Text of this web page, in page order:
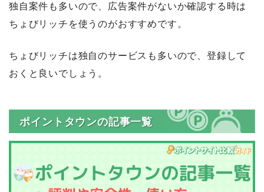
独自案件も多いので、広告案件がないか確認する時は
ちょびリッチを使うのがおすすめです。
ちょびリッチは独自のサービスも多いので、登録して
おくと良いでしょう。
ポイントタウンの記事一覧